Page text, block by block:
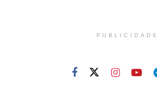
PUBLICIDADE